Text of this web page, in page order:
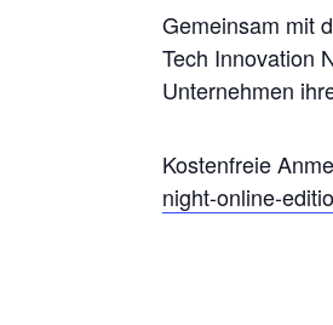
Gemeinsam mit
Tech Innovation
Unternehmen
Kostenfreie
night-online-